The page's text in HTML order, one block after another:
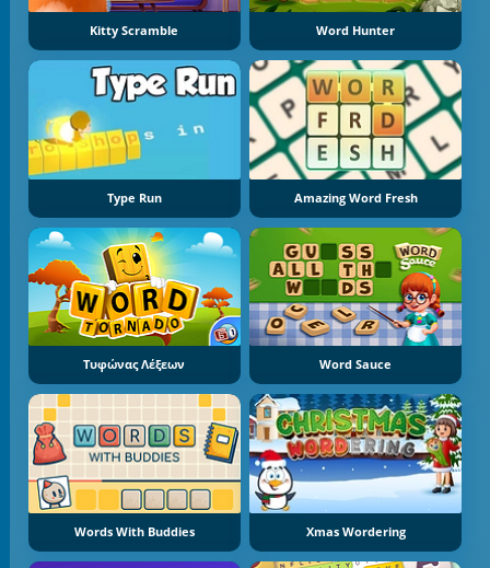
Kitty Scramble Word Hunter
Type Run Amazing Word Fresh
Τυφώνας Λέξεων Word Sauce
Words With Buddies Xmas Wordering